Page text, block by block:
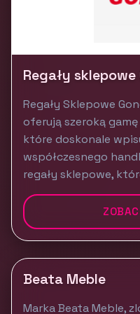
Regały
Regały Sklepowe
oferują szeroką
które doskonale
współczesnego
regały sklepowe,
Beata Meble
Marka Beata Meble,